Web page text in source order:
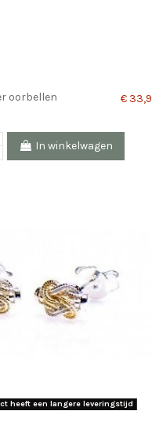
oorbellen €
In winkelwagen
heeft een langere leveringstijd